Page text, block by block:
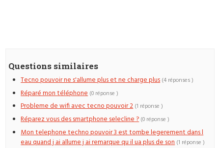
Questions similaires
Tecno pouvoir ne s'allume plus et ne charge plus (4 réponses )
Réparé mon téléphone (0 réponse )
Probleme de wifi avec tecno pouvoir 2 (1 réponse )
Réparez vous des smartphone selecline ? (0 réponse )
Mon telephone techno pouvoir 3 est tombe legerement dans l
eau quand j ai allume j ai remarque qu il ua plus de son (1 réponse )